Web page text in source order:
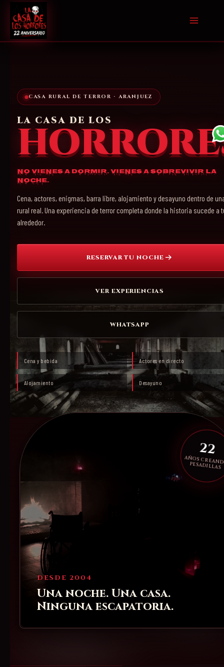
contenido
CASA RURAL DE TERROR · ARANJUEZ
LA CASA DE LOS
No vienes a dormir. Vienes a sobrevivir la
noche.
Cena, actores, enigmas, barra libre, alojamiento y desayuno dentro de
rural real. Una experiencia de terror completa donde la historia sucede a
alrededor.
RESERVAR TU NOCHE
VER EXPERIENCIAS
WHATSAPP
Cena y bebida Actores en directo
Alojamiento Desayuno
22
AÑOS
PESADILLAS
DESDE 2004
Una noche. Una casa.
Ninguna escapatoria.